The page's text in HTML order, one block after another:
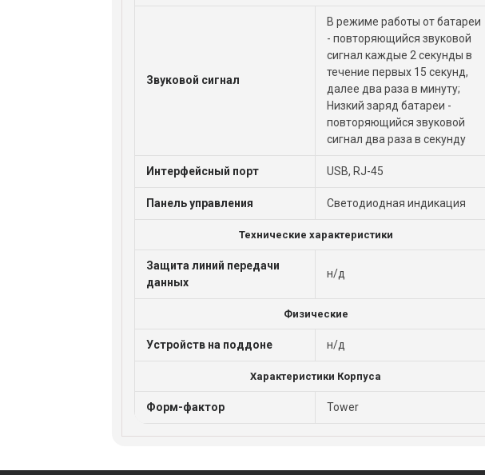
Звуковой сигнал
В режиме работы от батареи
- повторяющийся звуковой
сигнал каждые 2 секунды в
течение первых 15 секунд,
далее два раза в минуту;
Низкий заряд батареи -
повторяющийся звуковой
сигнал два раза в секунду
Интерфейсный порт USB, RJ-45
Панель управления Светодиодная индикация
Технические характеристики
Защита линий передачи
данных
н/д
Физические
Устройств на поддоне н/д
Характеристики Корпуса
Форм-фактор Tower